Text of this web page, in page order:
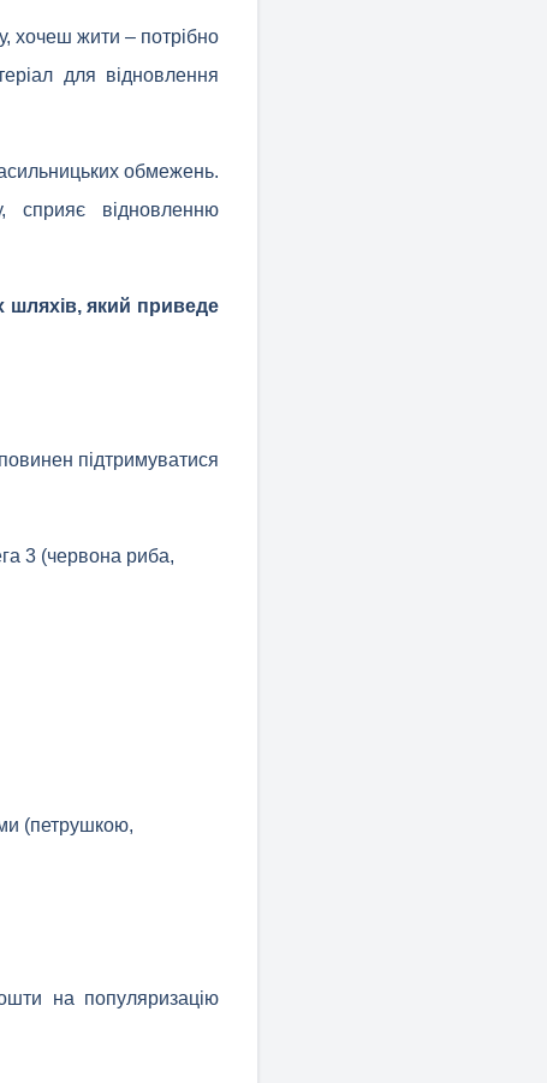
хочеш жити – потрібно
для відновлення
обмежень.
сприяє відновленню
шляхів, який приведе
підтримуватися
3 (червона риба,
(петрушкою,
на популяризацію